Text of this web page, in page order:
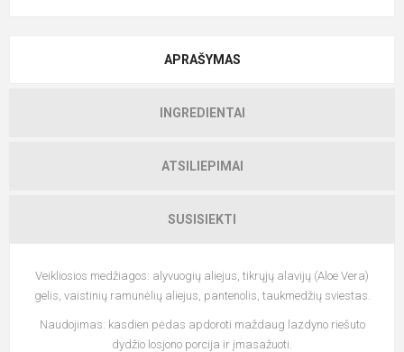
APRAŠYMAS
INGREDIENTAI
ATSILIEPIMAI
SUSISIEKTI
Veikliosios medžiagos: alyvuogių aliejus, tikrųjų alavijų (Aloe Vera)
gelis, vaistinių ramunėlių aliejus, pantenolis, taukmedžių sviestas.
Naudojimas: kasdien pėdas apdoroti maždaug lazdyno riešuto
dydžio losjono porcija ir įmasažuoti.